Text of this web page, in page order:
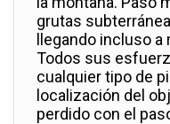
grutas
llegando incluso
Todos sus
cualquier tipo de
localización del
perdido con el